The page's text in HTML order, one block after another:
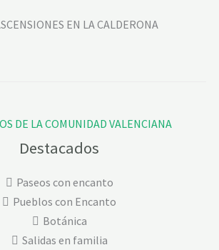
EN LA CALDERONA
Destacados
Paseos con encanto
Pueblos con Encanto
Botánica
Salidas en familia